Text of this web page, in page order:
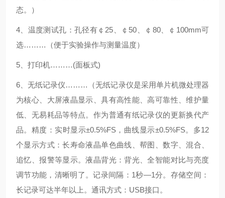
态。）
4、 温度测试孔：孔径有￠ 25 、￠ 50 、￠ 80、￠ 100mm可
选………（便于实验操作与测量温度）
5、 打印机………(面板式)
6、无纸记录仪………（无纸记录仪是采用单片机微处理器
为核心、大屏液晶显示、具有高性能、高可靠性、维护量
低、无易耗品等特点。作为普通有纸记录仪的更新换代产
品。精度：实时显示±0.5%FS ，曲线显示±0.5%FS。多12
个显示方式：长寿命液晶单色曲线、帮图、数字、混合、
追忆、报警等显示。液晶背光：背光、全智能对比与亮度
调节功能，清晰明了。记录间隔： 1秒—1分。存储空间：
长记录可达半年以上。通讯方式： USB接口。